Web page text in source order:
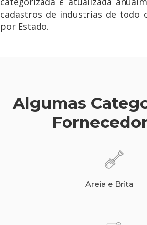
cadastros de industrias de todo
por Estado.
Algumas
Areia e Brita